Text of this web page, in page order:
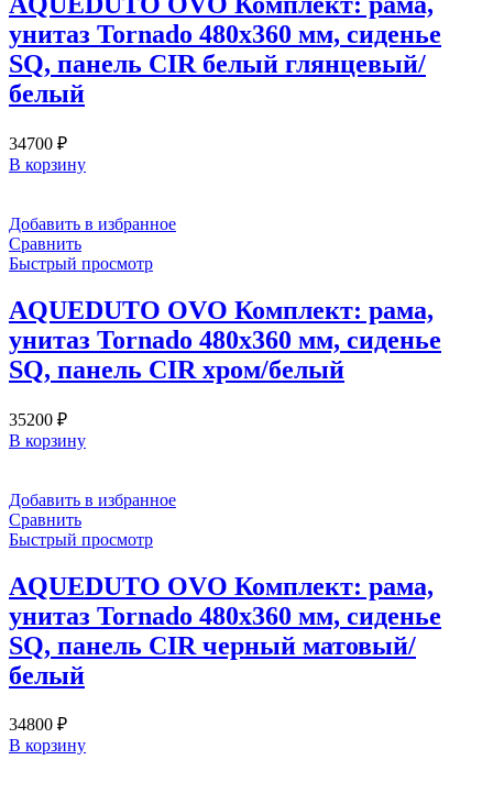
унитаз Tornado 480х360 мм, сиденье
SQ, панель CIR белый глянцевый/
белый
34700 ₽
В корзину
Добавить в избранное
Сравнить
Быстрый просмотр
AQUEDUTO OVO Комплект: рама,
унитаз Tornado 480х360 мм, сиденье
SQ, панель CIR хром/белый
35200 ₽
В корзину
Добавить в избранное
Сравнить
Быстрый просмотр
AQUEDUTO OVO Комплект: рама,
унитаз Tornado 480х360 мм, сиденье
SQ, панель CIR черный матовый/
белый
34800 ₽
В корзину